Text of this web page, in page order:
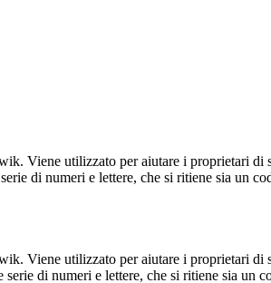
Viene utilizzato per aiutare i proprietari
di numeri e lettere, che si ritiene sia un
Viene utilizzato per aiutare i proprietari
di numeri e lettere, che si ritiene sia